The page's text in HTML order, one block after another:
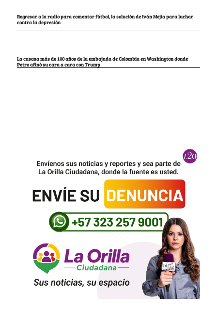
Regresar a la radio para comentar fútbol, la solución de Iván Mejía para luchar
contra la depresión
La casona más de 100 años de la embajada de Colombia en Washington donde
Petro afinó su cara a cara con Trump